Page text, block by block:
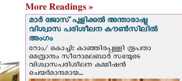
More Readings »
മാർ ജോസ് പുളിക്കൽ അന്താരാഷ്ട്ര
വിശ്വാസ പരിശീലന കൗൺസിലിൽ
അംഗം
റോം/ കൊച്ചി: കാഞ്ഞിരപ്പള്ളി രൂപതാ
മെത്രാനും സീറോമലബാർ സഭയുടെ
വിശ്വാസപരിശീലന കമ്മീഷൻ
ചെയർമാനുമായ...